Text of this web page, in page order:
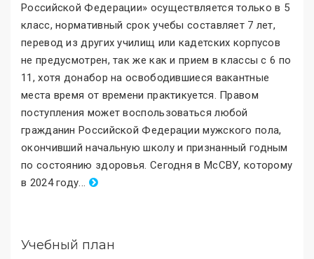
Российской Федерации» осуществляется только в 5
класс, нормативный срок учебы составляет 7 лет,
перевод из других училищ или кадетских корпусов
не предусмотрен, так же как и прием в классы с 6 по
11, хотя донабор на освободившиеся вакантные
места время от времени практикуется. Правом
поступления может воспользоваться любой
гражданин Российской Федерации мужского пола,
окончивший начальную школу и признанный годным
по состоянию здоровья. Сегодня в МсСВУ, которому
в 2024 году...
Учебный план